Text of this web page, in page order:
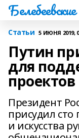
Статьи 5 ИЮНЯ 2019,
Путин
для
проектов
Президент
присудил сто
и искусства